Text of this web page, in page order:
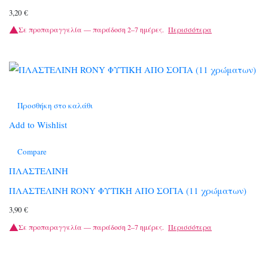
3,20 €
Σε προπαραγγελία — παράδοση 2–7 ημέρες. Περισσότερα
Προσθήκη στο καλάθι
Add to Wishlist
Compare
ΠΛΑΣΤΕΛΙΝΗ
ΠΛΑΣΤΕΛΙΝΗ RONY ΦΥΤΙΚΗ ΑΠΟ ΣΟΓΙΑ (11 χρώματων)
3,90 €
Σε προπαραγγελία — παράδοση 2–7 ημέρες. Περισσότερα